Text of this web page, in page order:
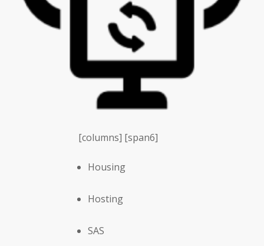
[columns] [span6]
Housing
Hosting
SAS